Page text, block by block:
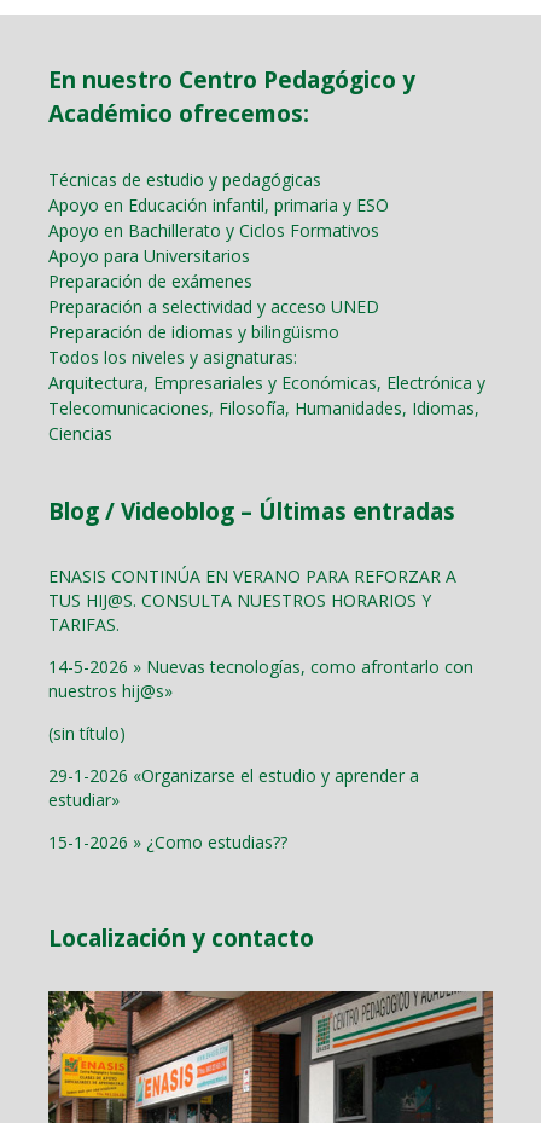
En nuestro Centro Pedagógico y
Académico ofrecemos:
Técnicas de estudio y pedagógicas
Apoyo en Educación infantil, primaria y ESO
Apoyo en Bachillerato y Ciclos Formativos
Apoyo para Universitarios
Preparación de exámenes
Preparación a selectividad y acceso UNED
Preparación de idiomas y bilingüismo
Todos los niveles y asignaturas:
Arquitectura, Empresariales y Económicas, Electrónica y
Telecomunicaciones, Filosofía, Humanidades, Idiomas,
Ciencias
Blog / Videoblog – Últimas entradas
ENASIS CONTINÚA EN VERANO PARA REFORZAR A
TUS HIJ@S. CONSULTA NUESTROS HORARIOS Y
TARIFAS.
14-5-2026 » Nuevas tecnologías, como afrontarlo con
nuestros hij@s»
(sin título)
29-1-2026 «Organizarse el estudio y aprender a
estudiar»
15-1-2026 » ¿Como estudias??
Localización y contacto